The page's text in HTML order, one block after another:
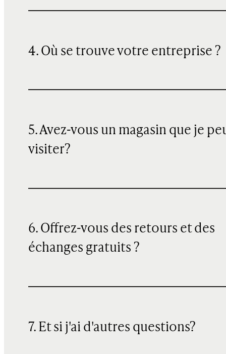
4. Où se trouve votre entreprise ?
5. Avez-vous un magasin que je
visiter?
6. Offrez-vous des retours et des
échanges gratuits ?
7. Et si j'ai d'autres questions?